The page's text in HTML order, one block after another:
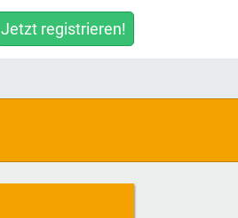
Jetzt registrieren!